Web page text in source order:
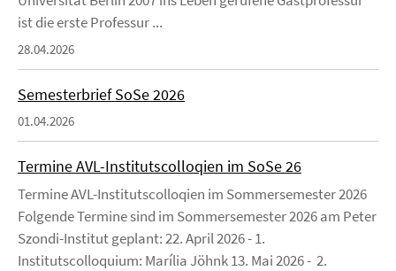
ist die erste Professur ...
28.04.2026
Semesterbrief SoSe 2026
01.04.2026
Termine AVL-Institutscolloqien im SoSe 26
Termine AVL-Institutscolloqien im Sommersemester 2026
Folgende Termine sind im Sommersemester 2026 am Peter
Szondi-Institut geplant: 22. April 2026 - 1.
Institutscolloquium: Marília Jöhnk 13. Mai 2026 - 2.